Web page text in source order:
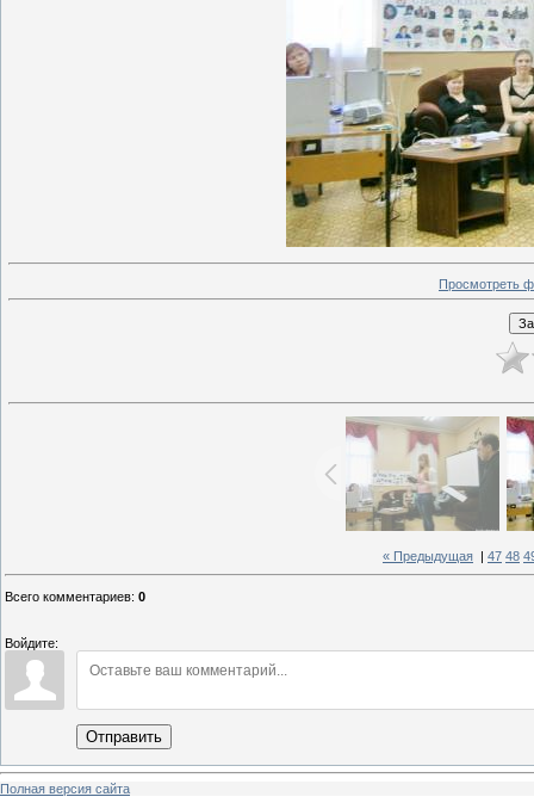
Просмотреть
« Предыдущая 47 48
Всего комментариев: 0
Войдите:
Отправить
Полная версия сайта